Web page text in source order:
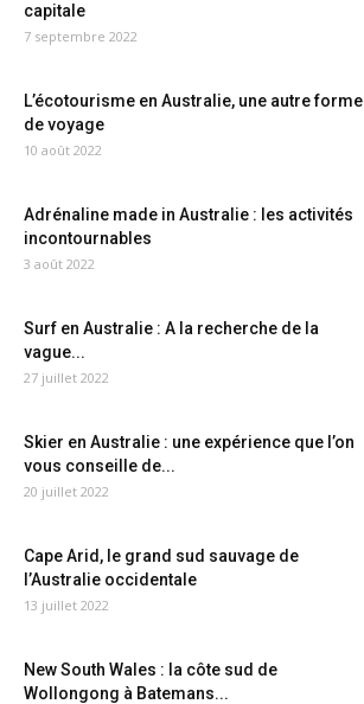
capitale
7 septembre 2022
L’écotourisme en Australie, une autre forme
de voyage
10 août 2022
Adrénaline made in Australie : les activités
incontournables
3 août 2022
Surf en Australie : A la recherche de la
vague...
27 juillet 2022
Skier en Australie : une expérience que l’on
vous conseille de...
20 juillet 2022
Cape Arid, le grand sud sauvage de
l’Australie occidentale
13 juillet 2022
New South Wales : la côte sud de
Wollongong à Batemans...